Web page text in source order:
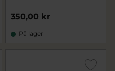
350,00 kr
På lager